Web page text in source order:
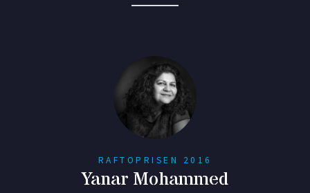
RAFTOPRISEN 2016
Yanar Mohammed